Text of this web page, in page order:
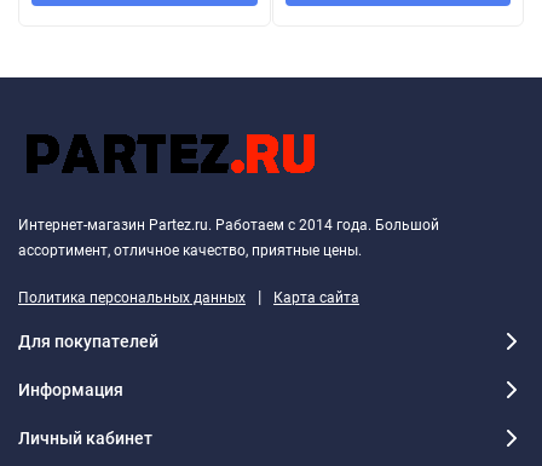
Интернет-магазин Partez.ru. Работаем с 2014 года. Большой
ассортимент, отличное качество, приятные цены.
Политика персональных данных | Карта сайта
Для покупателей
Информация
Личный кабинет